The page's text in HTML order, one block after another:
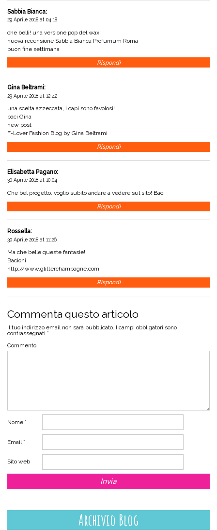
Sabbia Bianca:
29 Aprile 2018 at 04:18
che belli! una versione pop del wax!
nuova recensione Sabbia Bianca Profumum Roma
buon fine settimana
Rispondi
Gina Beltrami:
29 Aprile 2018 at 12:42
una scelta azzeccata, i capi sono favolosi!
baci Gina
new post
F-Lover Fashion Blog by Gina Beltrami
Rispondi
Elisabetta Pagano:
30 Aprile 2018 at 10:04
Che bel progetto, voglio subito andare a vedere sul sito! Baci
Rispondi
Rossella:
30 Aprile 2018 at 11:26
Ma che belle queste fantasie!
Bacioni
http://www.glitterchampagne.com
Rispondi
Commenta questo articolo
Il tuo indirizzo email non sarà pubblicato. I campi obbligatori sono
contrassegnati *
Commento
Nome *
Email *
Sito web
Archivio Blog